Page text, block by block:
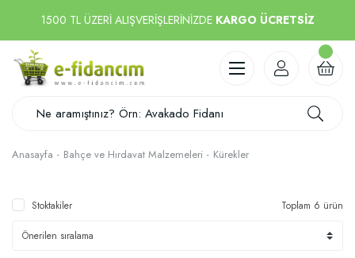
1500 TL ÜZERİ ALIŞVERİŞLERİNİZDE KARGO ÜCRETSİZ
Anasayfa Bahçe ve Hırdavat Malzemeleri Kürekler
Stoktakiler Toplam 6 ürün